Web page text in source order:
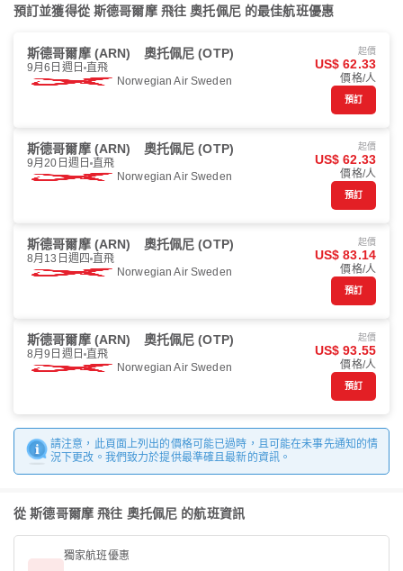
預訂並獲得從 斯德哥爾摩 飛往 奧托佩尼 的最佳航班優惠
斯德哥爾摩 (ARN) 奧托佩尼 (OTP)
9月6日週日 直飛
Norwegian Air Sweden
起價
US$ 62.33
價格/人
預訂
斯德哥爾摩 (ARN) 奧托佩尼 (OTP)
9月20日週日 直飛
Norwegian Air Sweden
起價
US$ 62.33
價格/人
預訂
斯德哥爾摩 (ARN) 奧托佩尼 (OTP)
8月13日週四 直飛
Norwegian Air Sweden
起價
US$ 83.14
價格/人
預訂
斯德哥爾摩 (ARN) 奧托佩尼 (OTP)
8月9日週日 直飛
Norwegian Air Sweden
起價
US$ 93.55
價格/人
預訂
請注意，此頁面上列出的價格可能已過時，且可能在未事先通知的情
況下更改。我們致力於提供最準確且最新的資訊。
從 斯德哥爾摩 飛往 奧托佩尼 的航班資訊
獨家航班優惠